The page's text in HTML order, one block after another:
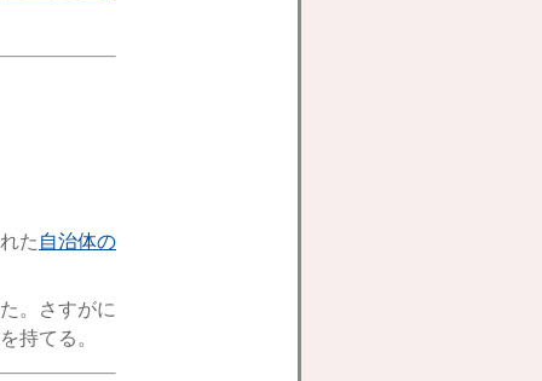
た 自治体の
。さすがに
持てる。